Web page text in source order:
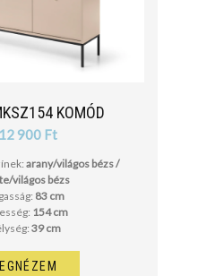
KOMÓD
900 Ft
arany/világos bézs /
világos bézs
83 cm
154 cm
39 cm